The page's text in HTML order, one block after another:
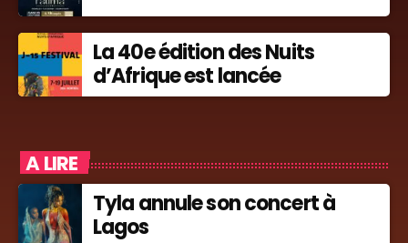
La 40e édition des Nuits
d’Afrique est lancée
A LIRE
Tyla annule son concert à
Lagos